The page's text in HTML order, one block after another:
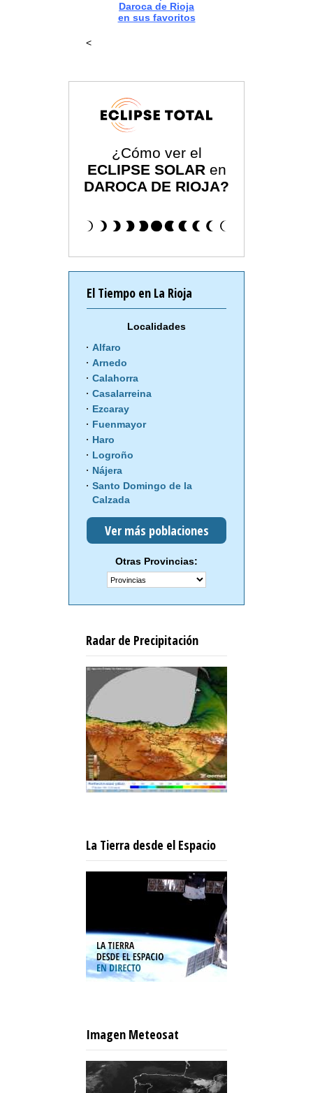
Daroca de Rioja
en sus favoritos
<
¿Cómo ver el
ECLIPSE SOLAR en
DAROCA DE RIOJA?
El Tiempo en La Rioja
Localidades
Alfaro
Arnedo
Calahorra
Casalarreina
Ezcaray
Fuenmayor
Haro
Logroño
Nájera
Santo Domingo de la
Calzada
Ver más poblaciones
Otras Provincias:
Radar de Precipitación
La Tierra desde el Espacio
Imagen Meteosat